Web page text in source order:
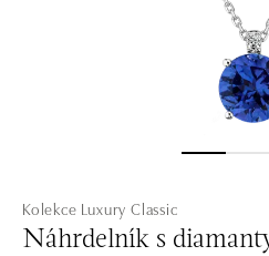
Kolekce Luxury Classic
Náhrdelník s